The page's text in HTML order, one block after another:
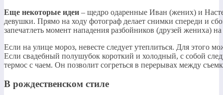
Еще некоторые идеи – щедро одаренные Иван (жених) и
девушки. Прямо на ходу фотограф делает снимки спереди и
запечатлеть момент нападения разбойников (друзей жениха)
Если на улице мороз, невесте следует утеплиться. Для этого
Если свадебный полушубок короткий и холодный, с собой
термос с чаем. Он позволит согреться в перерывах между
В рождественском стиле